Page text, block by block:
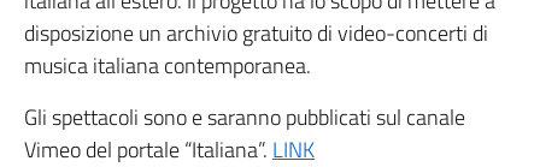
disposizione un archivio gratuito di video-concerti di
musica italiana contemporanea.
Gli spettacoli sono e saranno pubblicati sul canale
Vimeo del portale “Italiana”. LINK